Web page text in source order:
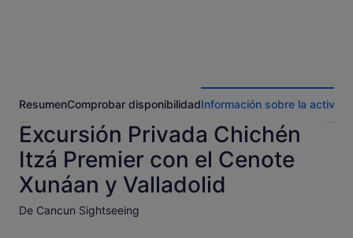
ResumenComprobar disponibilidadInformación sobre la
Excursión Privada Chichén
Itzá Premier con el Cenote
Xunáan y Valladolid
De Cancun Sightseeing